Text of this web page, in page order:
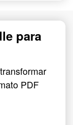
para
PDF